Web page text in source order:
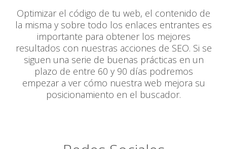
Optimizar el código de tu web, el contenido de
la misma y sobre todo los enlaces entrantes es
importante para obtener los mejores
resultados con nuestras acciones de SEO. Si se
siguen una serie de buenas prácticas en un
plazo de entre 60 y 90 días podremos
empezar a ver cómo nuestra web mejora su
posicionamiento en el buscador.